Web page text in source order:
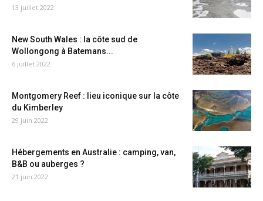
13 juillet 2022
New South Wales : la côte sud de
Wollongong à Batemans...
6 juillet 2022
Montgomery Reef : lieu iconique sur la côte
du Kimberley
29 juin 2022
Hébergements en Australie : camping, van,
B&B ou auberges ?
21 juin 2022